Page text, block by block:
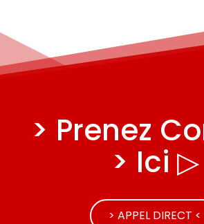
> Prenez
> Ici ▷
> APPEL DIRECT <